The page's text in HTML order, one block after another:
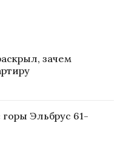
зачем
Эльбрус 61-